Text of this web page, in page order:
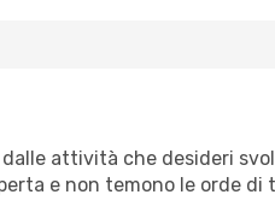
attività che desideri
e non temono le orde